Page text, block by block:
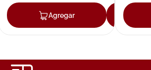
AgregarAgregar